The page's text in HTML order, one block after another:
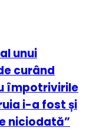
unui
curând
împotrivirile
i-a fost și
niciodată”